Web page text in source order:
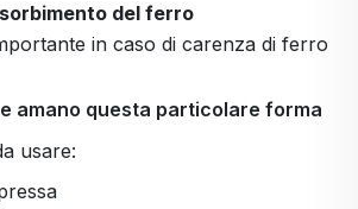
del ferro
in caso di carenza di ferro
amano questa particolare forma
usare: